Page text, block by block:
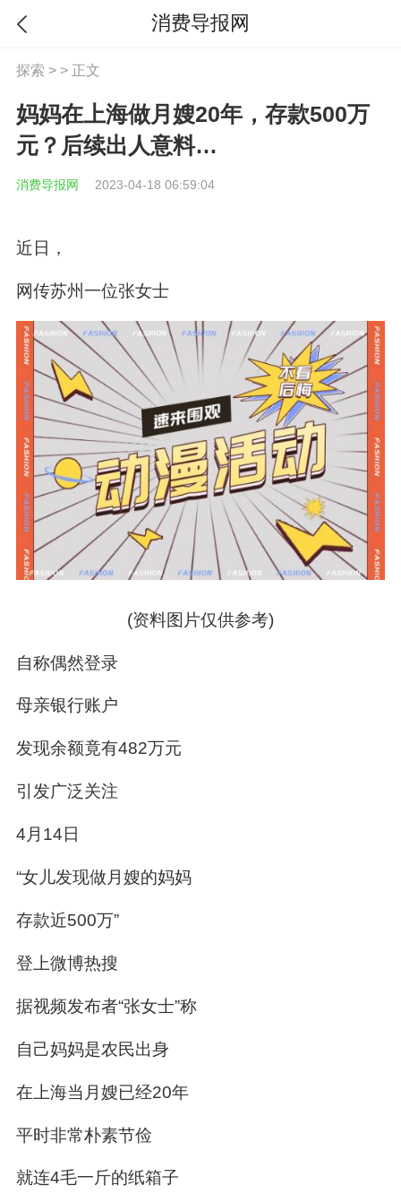
消费导报网
探索 > > 正文
妈妈在上海做月嫂20年，存款500万
元？后续出人意料…
消费导报网 2023-04-18 06:59:04
近日，
网传苏州一位张女士
(资料图片仅供参考)
自称偶然登录
母亲银行账户
发现余额竟有482万元
引发广泛关注
4月14日
“女儿发现做月嫂的妈妈
存款近500万”
登上微博热搜
据视频发布者“张女士”称
自己妈妈是农民出身
在上海当月嫂已经20年
平时非常朴素节俭
就连4毛一斤的纸箱子